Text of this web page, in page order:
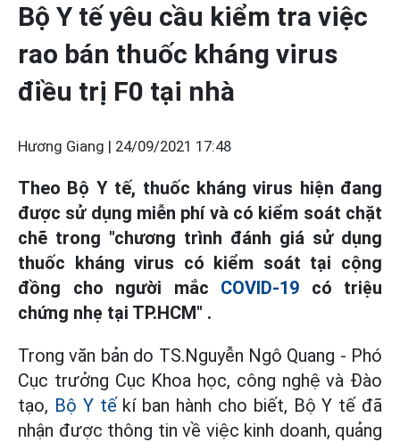
Bộ Y tế yêu cầu kiểm tra việc
rao bán thuốc kháng virus
điều trị F0 tại nhà
Hương Giang | 24/09/2021 17:48
Theo Bộ Y tế, thuốc kháng virus hiện đang
được sử dụng miễn phí và có kiểm soát chặt
chẽ trong "chương trình đánh giá sử dụng
thuốc kháng virus có kiểm soát tại cộng
đồng cho người mắc COVID-19 có triệu
chứng nhẹ tại TP.HCM" .
Trong văn bản do TS.Nguyễn Ngô Quang - Phó
Cục trưởng Cục Khoa học, công nghệ và Đào
tạo, Bộ Y tếkí ban hành cho biết, Bộ Y tế đã
nhận được thông tin về việc kinh doanh, quảng